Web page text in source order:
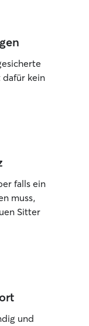
kein
falls ein
muss,
Sitter
und